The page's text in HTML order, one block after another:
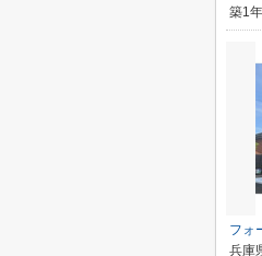
築1年
フォ
兵庫